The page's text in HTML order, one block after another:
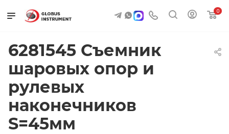
0
6281545 Съемник
шаровых опор и
рулевых
наконечников
S=45мм